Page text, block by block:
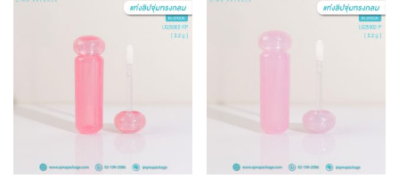
popularity